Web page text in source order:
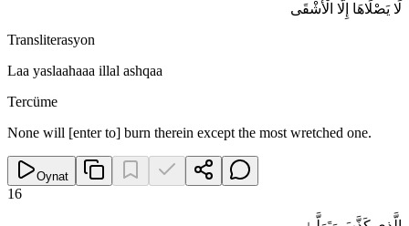
لَا يَصْلَاهَا إِلَّا الْأَشْقَى
Transliterasyon
Laa yaslaahaaa illal ashqaa
Tercüme
None will [enter to] burn therein except the most wretched one.
Oynat
16